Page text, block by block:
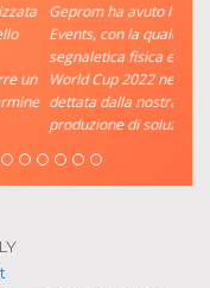
partner da Star
realizzare la
la Football
a Geprom è stata
progettazione e